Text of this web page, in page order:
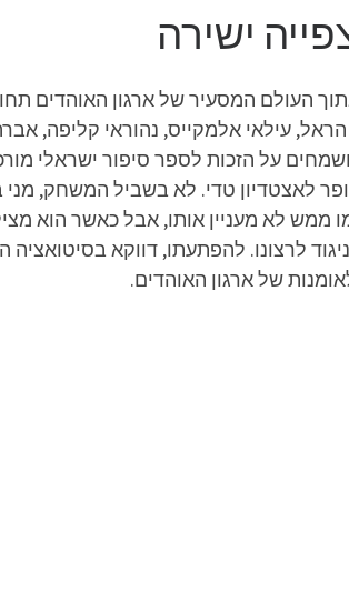
העולם המסעיר של ארגון
עילאי אלמקייס, נהוראי קליפה,
על הזכות לספר סיפור ישראלי
לאצטדיון טדי. לא בשביל המשחק,
לא מעניין אותו, אבל כאשר הוא
לרצונו. להפתעתו, דווקא
של ארגון האוהדים.